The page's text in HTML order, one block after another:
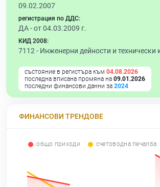
09.02.2007
регистрация по ДДС:
ДА - от 04.03.2009 г.
КИД 2008:
7112 - Инженерни дейности и технически
състояние в регистъра към 04.08.2026
последна вписана промяна на 09.01.2026
последни финансови данни за 2024
ФИНАНСОВИ ТРЕНДОВЕ
общо приходи счетоводна печалба